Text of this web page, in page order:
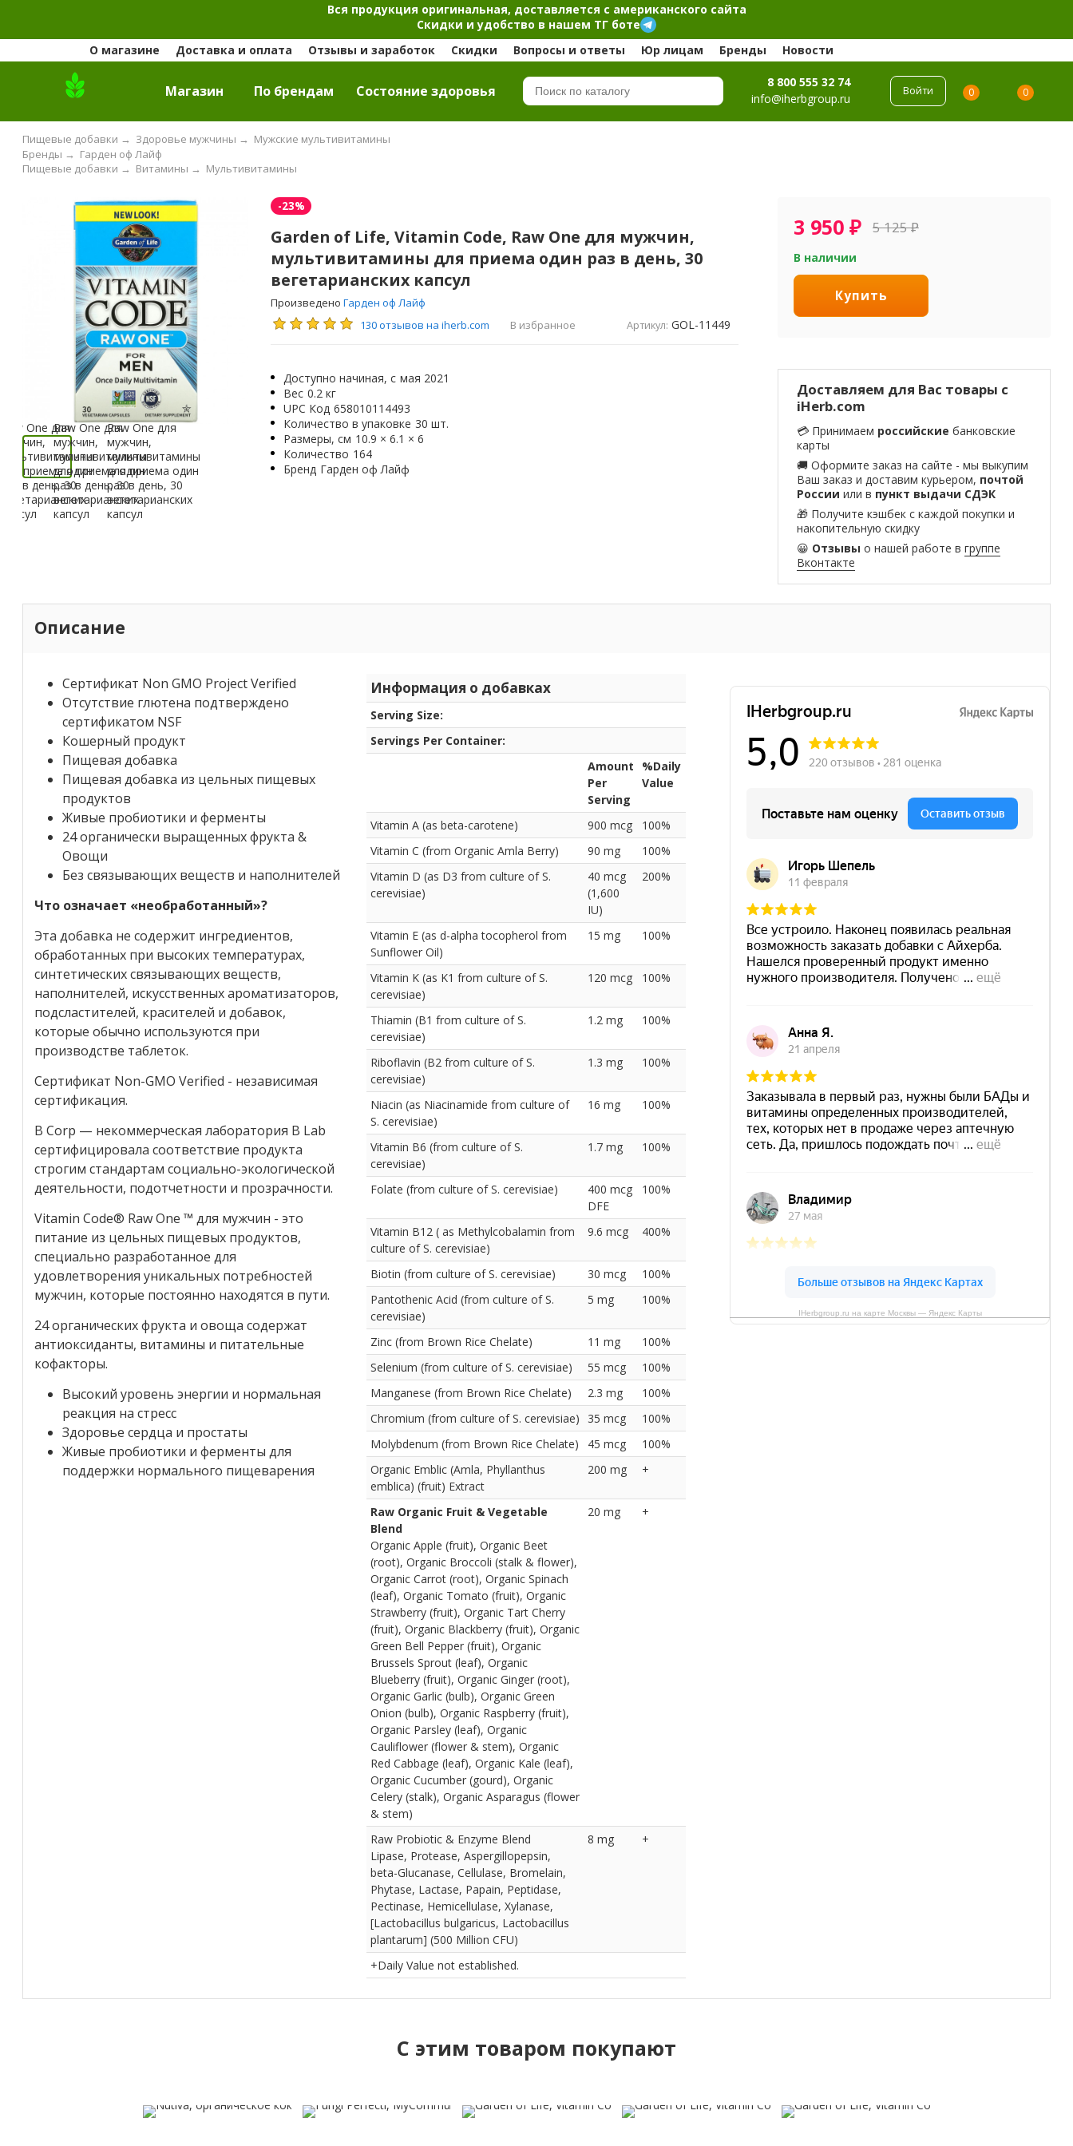
Вся продукция оригинальная, доставляется с американского сайта
Скидки и удобство в нашем ТГ боте
О магазине
Доставка и оплата Отзывы и заработок Скидки Вопросы и ответы Юр лицам Бренды Новости
Магазин По брендам Cостояние здоровья
8 800 555 32 74
info@iherbgroup.ru
Войти 0 0
Пищевые добавки → Здоровье мужчины → Мужские мультивитамины
Гарден оф Лайф
Бренды →
Мультивитамины
Витамины →
Пищевые добавки →
-23%
Garden of Life, Vitamin Code, Raw One для мужчин,
мультивитамины для приема один раз в день, 30
вегетарианских капсул
ПроизведеноГарден оф Лайф
130 отзывов на iherb.com
В избранное Артикул: GOL-11449
Доступно начиная, с мая 2021
Вес 0.2 кг
UPC Код 658010114493
Количество в упаковке 30 шт.
Размеры, см 10.9 × 6.1 × 6
Количество 164
Бренд Гарден оф Лайф
3 950 ₽ 5 125₽
В наличии
Купить
Доставляем для Вас товары с
iHerb.com
💳 Принимаем российские банковские
карты
🚚 Оформите заказ на сайте - мы выкупим
Ваш заказ и доставим курьером, почтой
России или в пункт выдачи СДЭК
🎁 Получите кэшбек с каждой покупки и
накопительную скидку
😀 Отзывы о нашей работе в группе
Вконтакте
Описание
Информация о добавках
Serving Size:
Servings Per Container:
Amount
Per
Serving
%Daily
Value
Vitamin A (as beta-carotene) 900 mcg
100%
Vitamin C (from Organic Amla Berry)
90 mg
100%
Vitamin D (as D3 from culture of S.
cerevisiae)
40 mcg
(1,600
IU)
200%
Vitamin E (as d-alpha tocopherol from
Sunflower Oil)
15 mg 100%
Vitamin K (as K1 from culture of S.
cerevisiae)
120 mcg 100%
Thiamin (B1 from culture of S.
cerevisiae)
1.2 mg 100%
Riboflavin (B2 from culture of S.
cerevisiae)
1.3 mg 100%
Niacin (as Niacinamide from culture of
S. cerevisiae)
16 mg 100%
Vitamin B6 (from culture of S.
cerevisiae)
1.7 mg 100%
Folate (from culture of S. cerevisiae)
400 mcg
DFE
100%
Vitamin B12 ( as Methylcobalamin from
culture of S. cerevisiae)
9.6 mcg 400%
Biotin (from culture of S. cerevisiae) 30 mcg
100%
Pantothenic Acid (from culture of S.
cerevisiae)
5 mg 100%
Zinc (from Brown Rice Chelate) 11 mg
100%
Selenium (from culture of S. cerevisiae)
55 mcg
100%
Manganese (from Brown Rice Chelate)
2.3 mg
100%
Chromium (from culture of S. cerevisiae)
35 mcg
100%
Molybdenum (from Brown Rice Chelate)
45 mcg
100%
Organic Emblic (Amla, Phyllanthus
emblica) (fruit) Extract
200 mg +
Raw Organic Fruit & Vegetable
Blend
Organic Apple (fruit), Organic Beet
(root), Organic Broccoli (stalk & flower),
Organic Carrot (root), Organic Spinach
(leaf), Organic Tomato (fruit), Organic
Strawberry (fruit), Organic Tart Cherry
(fruit), Organic Blackberry (fruit), Organic
Green Bell Pepper (fruit), Organic
Brussels Sprout (leaf), Organic
Blueberry (fruit), Organic Ginger (root),
Organic Garlic (bulb), Organic Green
Onion (bulb), Organic Raspberry (fruit),
Organic Parsley (leaf), Organic
Cauliflower (flower & stem), Organic
Red Cabbage (leaf), Organic Kale (leaf),
Organic Cucumber (gourd), Organic
Celery (stalk), Organic Asparagus (flower
& stem)
20 mg +
Raw Probiotic & Enzyme Blend
Lipase, Protease, Aspergillopepsin,
beta-Glucanase, Cellulase, Bromelain,
Phytase, Lactase, Papain, Peptidase,
Pectinase, Hemicellulase, Xylanase,
[Lactobacillus bulgaricus, Lactobacillus
plantarum] (500 Million CFU)
8 mg +
+Daily Value not established.
Сертификат Non GMO Project Verified
Отсутствие глютена подтверждено
сертификатом NSF
Кошерный продукт
Пищевая добавка
Пищевая добавка из цельных пищевых
продуктов
Живые пробиотики и ферменты
24 органически выращенных фрукта &
Овощи
Без связывающих веществ и наполнителей
Что означает «необработанный»?
Эта добавка не содержит ингредиентов,
обработанных при высоких температурах,
синтетических связывающих веществ,
наполнителей, искусственных ароматизаторов,
подсластителей, красителей и добавок,
которые обычно используются при
производстве таблеток.
Сертификат Non-GMO Verified - независимая
сертификация.
B Corp — некоммерческая лаборатория B Lab
сертифицировала соответствие продукта
строгим стандартам социально-экологической
деятельности, подотчетности и прозрачности.
Vitamin Code® Raw One ™ для мужчин - это
питание из цельных пищевых продуктов,
специально разработанное для
удовлетворения уникальных потребностей
мужчин, которые постоянно находятся в пути.
24 органических фрукта и овоща содержат
антиоксиданты, витамины и питательные
кофакторы.
Высокий уровень энергии и нормальная
реакция на стресс
Здоровье сердца и простаты
Живые пробиотики и ферменты для
поддержки нормального пищеварения
IHerbgroup.ru на карте Москвы — Яндекс Карты
C этим товаром покупают